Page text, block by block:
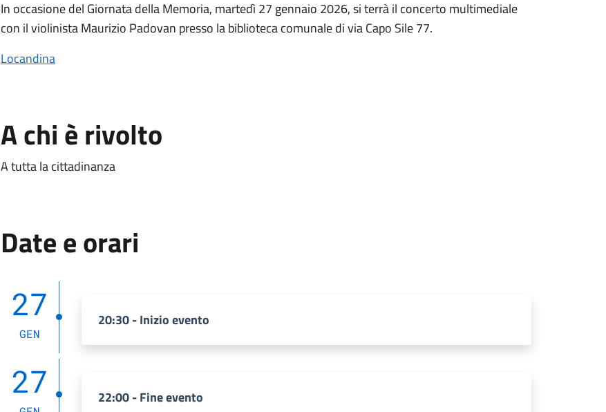
In occasione del Giornata della Memoria, martedì 27 gennaio 2026, si terrà il concerto multimediale
con il violinista Maurizio Padovan presso la biblioteca comunale di via Capo Sile 77.
Locandina
A chi è rivolto
A tutta la cittadinanza
Date e orari
27
GEN
20:30 - Inizio evento
27 22:00 - Fine evento